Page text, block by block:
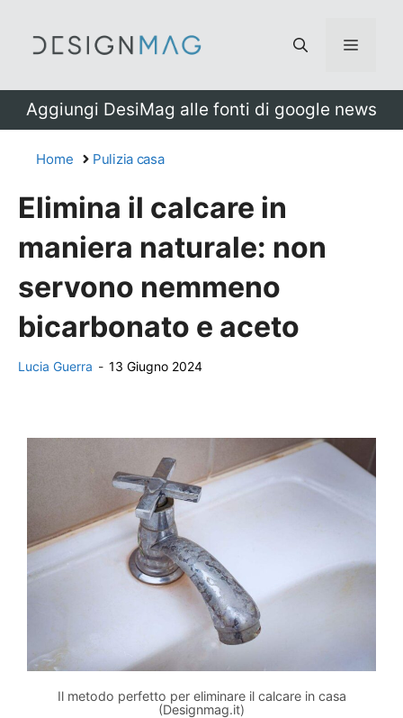
Menu
Aggiungi DesiMag alle fonti di google news
Home Pulizia casa
Elimina il calcare in
maniera naturale: non
servono nemmeno
bicarbonato e aceto
Lucia Guerra - 13 Giugno 2024
Il metodo perfetto per eliminare il calcare in casa
(Designmag.it)